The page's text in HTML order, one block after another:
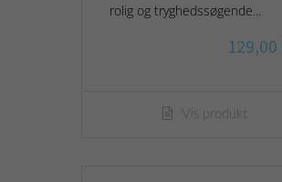
rolig og tryghedssøgende...
129,00
Vis produkt